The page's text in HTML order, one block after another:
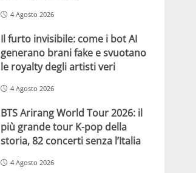
4 Agosto 2026
Il furto invisibile: come i bot AI
generano brani fake e svuotano
le royalty degli artisti veri
4 Agosto 2026
BTS Arirang World Tour 2026: il
più grande tour K-pop della
storia, 82 concerti senza l’Italia
4 Agosto 2026